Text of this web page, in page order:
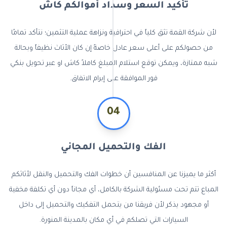
تأكيد السعر وسداد أموالكم كاش
لأن شركة القمة تثق كلياً في احترافية ونزاهة عملية التثمين؛ نتأكد تمامًا
من حصولكم على أعلى سعر عادل خاصةً إن كان الأثاث نظيفاً وبحالة
شبه ممتازة، ويمكن توقع استلام المبلغ كاملاً كاش او عبر تحويل بنكي
فور الموافقة على إبرام الاتفاق.
04
الفك والتحميل المجاني
أكثر ما يميزنا عن المنافسين أن خطوات الفك والتحميل والنقل لأثاثكم
المباع تتم تحت مسئولية الشركة بالكامل، أي مجاناً دون أي تكلفة مخفية
أو مجهود يذكر لأن فريقنا من يتحمل التفكيك والتحميل إلى داخل
السيارات التي تصلكم في أي مكان بالمدينة المنورة.